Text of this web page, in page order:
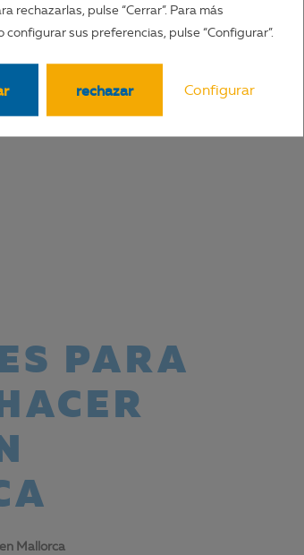
PARA
Mallorca
rechazarlas, pulse “Cerrar”. Para más
configurar sus preferencias, pulse “Configurar”.
rechazar Configurar